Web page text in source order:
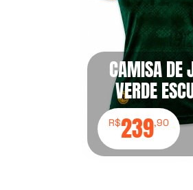
CAMISA DE
VERDE
R$239,90